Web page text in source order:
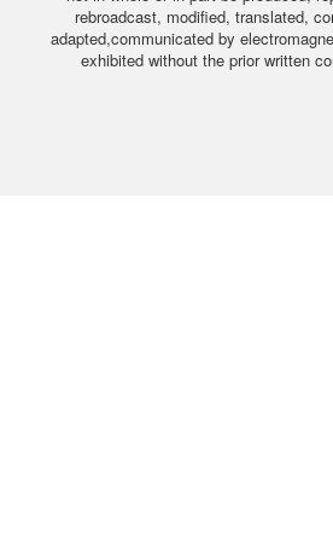
rebroadcast, modified, translated,
adapted,communicated by
exhibited without the prior written